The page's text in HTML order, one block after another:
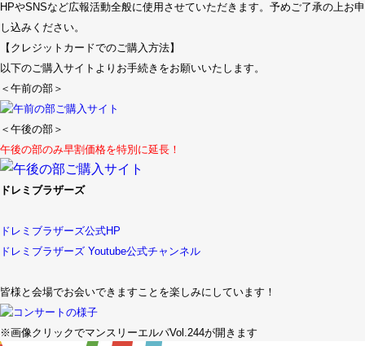
HPやSNSなど広報活動全般に使用させていただきます。予めご了承の上お申
し込みください。
【クレジットカードでのご購入方法】
以下のご購入サイトよりお手続きをお願いいたします。
＜午前の部＞
＜午後の部＞
午後の部のみ早割価格を特別に延長！
ドレミブラザーズ
ドレミブラザーズ公式HP
ドレミブラザーズ Youtube公式チャンネル
皆様と会場でお会いできますことを楽しみにしています！
※画像クリックでマンスリーエルパVol.244が開きます